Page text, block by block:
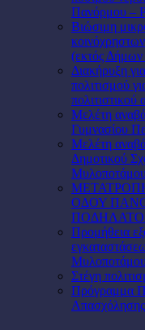
Πανόρμου –
Βιώσιμη
(εκτός
Διακήρυξη
πολιτισμού
Μελέτη
Γυμνασίου
Μελέτη
Δημοτικού
ΟΔΟΥ
Προμήθεια
Στέγη
Πρόγραμμα